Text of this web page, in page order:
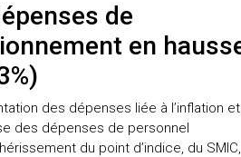
de
en
des dépenses liée à l’inflation
des dépenses de personnel
du point d’indice, du SMIC,